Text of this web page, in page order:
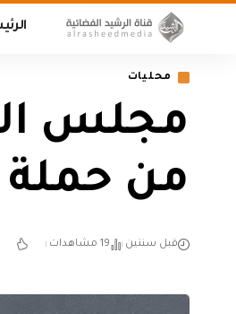
محليات
مجلس
من حملة
قبل سنتين 19 مشاهدات